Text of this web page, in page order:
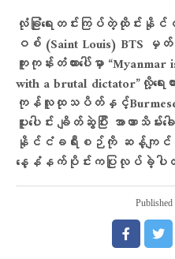
လုံခြုံရေးတင်းကြပ်တဲ့ထိုင်းနို
ဝစ် (Saint Louis) BTS
ကူးကုန်းတံတားပေါ်မှာ
with a brutal dictator”လို့​ရ
ကုန်လူထုသပိတ်နှင့်Burmese
ပူးပေါင်း ချိတ်ဆွဲပြီး အာဏာသိမ်
နိုင်ငံခရီးစဉ်ကို ဆန့်ကျ
နေ့နံနက်ပိုင်းကပြုလုပ်ခဲ့ပ
Published